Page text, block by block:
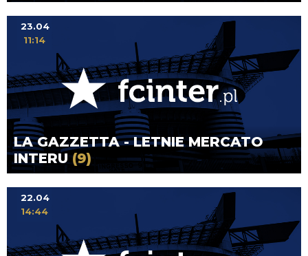
LA GAZZETTA - LETNIE MERCATO
INTERU(9)
23.04
11:14
22.04
14:44